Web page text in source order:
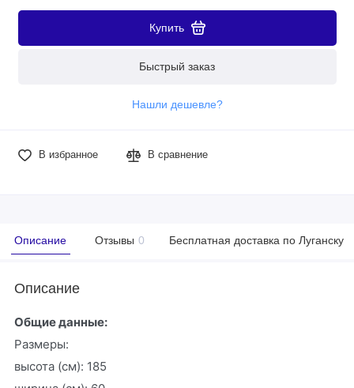
Купить
Быстрый заказ
Нашли дешевле?
В избранное В сравнение
Описание Отзывы 0 Бесплатная доставка по Луганску
Описание
Общие данные:
Размеры:
высота (см): 185